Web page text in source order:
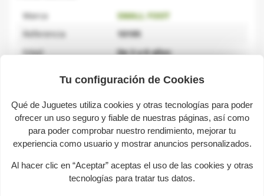
Marca
SMALL FOOT
Referencia
10195
Edad
De 3 a 8 años
Descripción
Granja con animales. Granja de madera para montar
Tu configuración de Cookies
Qué de Juguetes utiliza cookies y otras tecnologías para poder
ofrecer un uso seguro y fiable de nuestras páginas, así como
para poder comprobar nuestro rendimiento, mejorar tu
experiencia como usuario y mostrar anuncios personalizados.
Al hacer clic en “Aceptar” aceptas el uso de las cookies y otras
tecnologías para tratar tus datos.